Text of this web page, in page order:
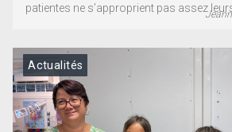
patientes ne s’approprient pas assez
Actualités